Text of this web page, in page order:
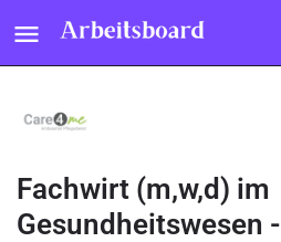
Fachwirt (m,w,d) im
Gesundheitswesen -